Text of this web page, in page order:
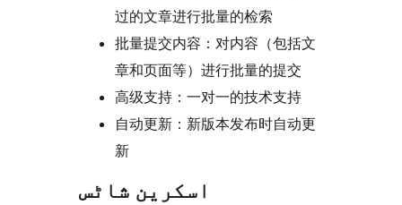
过的文章进行批量的检索
批量提交内容：对内容（包括文
章和页面等）进行批量的提交
高级支持：一对一的技术支持
自动更新：新版本发布时自动更
新
اسکرین شاٹس